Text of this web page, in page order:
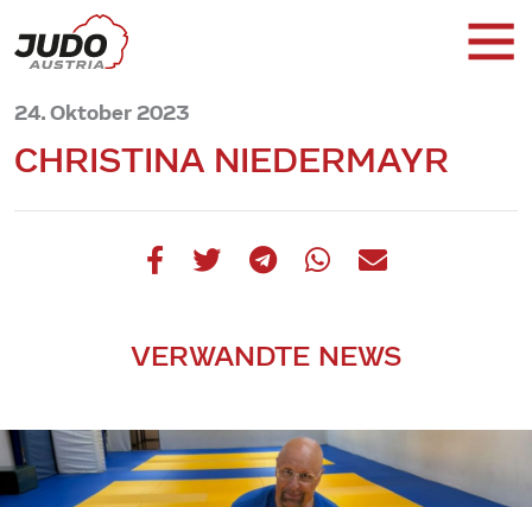
24. Oktober 2023
CHRISTINA NIEDERMAYR
VERWANDTE NEWS